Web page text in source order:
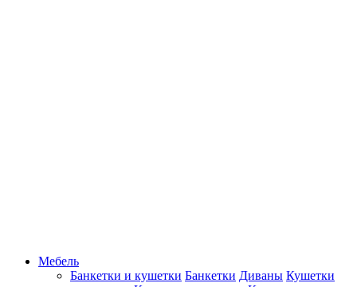
Мебель
Банкетки и кушетки Банкетки Диваны Кушетки